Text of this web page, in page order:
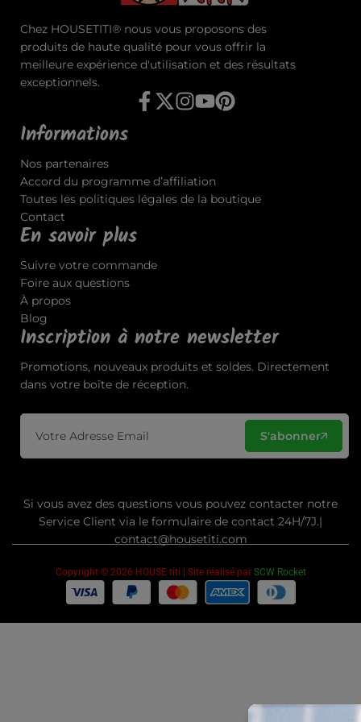
Chez HOUSETITI® nous vous proposons des
produits de haute qualité pour vous offrir la
meilleure expérience d'utilisation et des résultats
exceptionnels.
Informations
Nos partenaires
Accord du programme d’affiliation
Toutes les politiques légales de la boutique
Contact
En savoir plus
Suivre votre commande
Foire aux questions
À propos
Blog
Inscription à notre newsletter
Promotions, nouveaux produits et soldes. Directement
dans votre boîte de réception.
S'abonner
Si vous avez des questions vous pouvez contacter notre
Service Client via le formulaire de contact 24H/7J.|
contact@housetiti.com
Copyright © 2026 HOUSE titi | Site réalisé par SCW Rocket